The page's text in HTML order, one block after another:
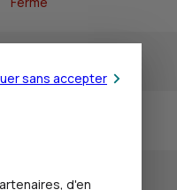
- 18h00
sans accepter
d'en